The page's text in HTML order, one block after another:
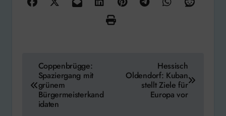
Beitragsnavigation
Coppenbrügge:
Spaziergang mit
grünem
Bürgermeisterkand
idaten
Hessisch
Oldendorf: Kuban
stellt Ziele für
Europa vor